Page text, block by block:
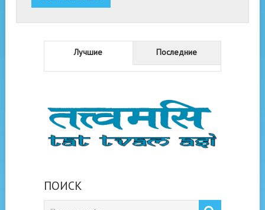
Лучшие Последние
ПОИСК